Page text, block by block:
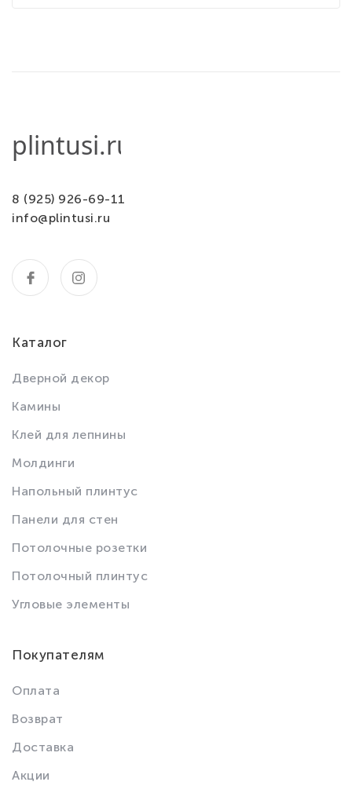
8 (925) 926-69-11
info@plintusi.ru
Каталог
Дверной декор
Камины
Клей для лепнины
Молдинги
Напольный плинтус
Панели для стен
Потолочные розетки
Потолочный плинтус
Угловые элементы
Покупателям
Оплата
Возврат
Доставка
Акции